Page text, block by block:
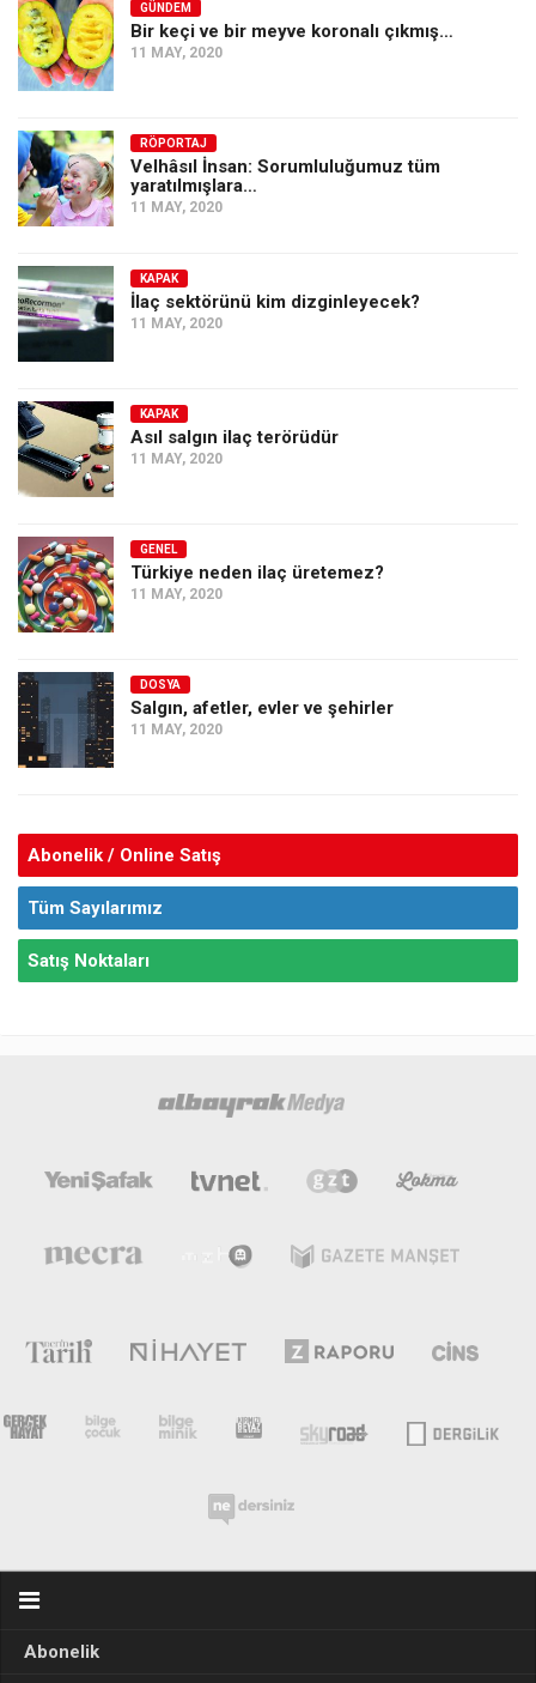
GÜNDEM
Bir keçi ve bir meyve koronalı çıkmış…
11 MAY, 2020
RÖPORTAJ
Velhâsıl İnsan: Sorumluluğumuz tüm
yaratılmışlara…
11 MAY, 2020
KAPAK
İlaç sektörünü kim dizginleyecek?
11 MAY, 2020
KAPAK
Asıl salgın ilaç terörüdür
11 MAY, 2020
GENEL
Türkiye neden ilaç üretemez?
11 MAY, 2020
DOSYA
Salgın, afetler, evler ve şehirler
11 MAY, 2020
Abonelik / Online Satış
Tüm Sayılarımız
Satış Noktaları
Abonelik